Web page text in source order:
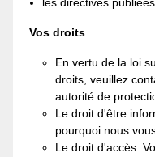
Vos droits
En vertu de la loi
droits, veuillez
autorité de
Le droit d'être
pourquoi nous
Le droit d'accès.